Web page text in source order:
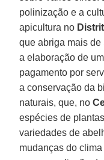
polinização e a
apicultura no
que abriga mais
a elaboração de
pagamento por
a conservação da
naturais, que, no
espécies de
variedades de
mudanças do